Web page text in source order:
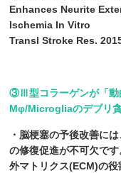
Enhances Neurite
Ischemia In Vitro
Transl Stroke Res.
③Ⅲ型コラーゲンが「動
Mφ/Microgliaのデブリ
・脳梗塞の予後改善に
の修復促進が不可欠で
外マトリクス(ECM)の